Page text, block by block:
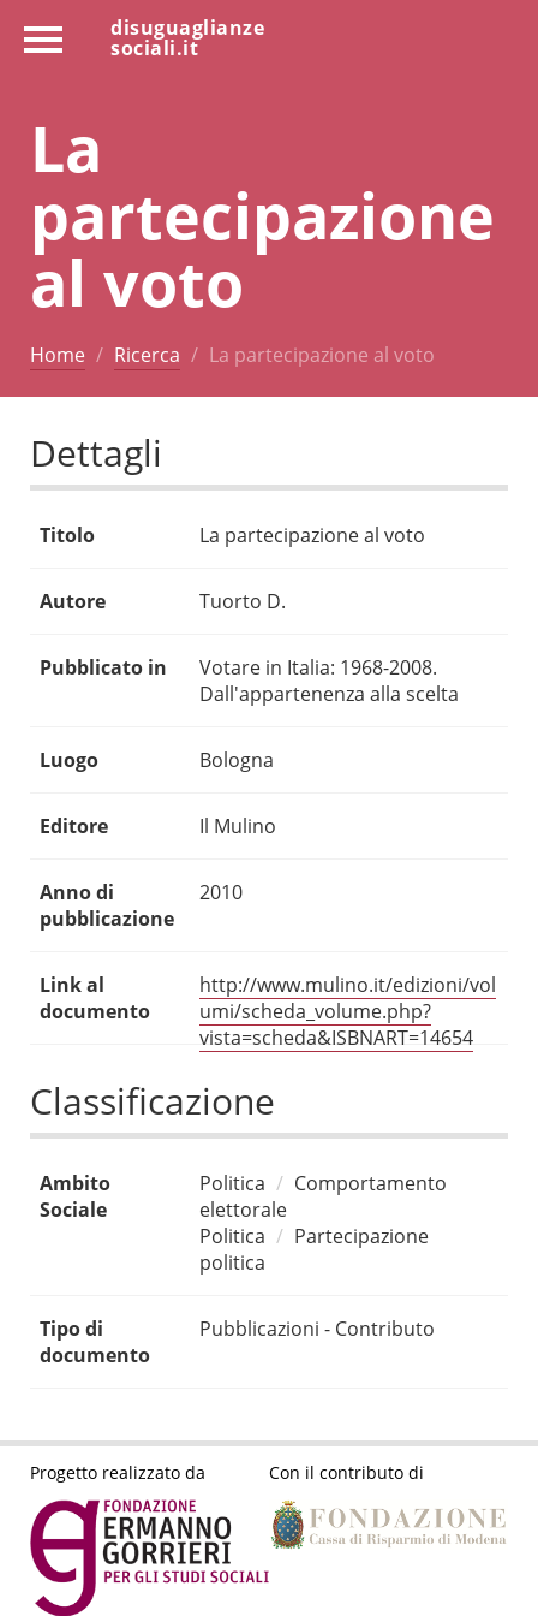
disuguaglianze
sociali.it
La
partecipazione
al voto
Home Ricerca La partecipazione al voto
Dettagli
Titolo La partecipazione al voto
Autore Tuorto D.
Pubblicato in
Votare in Italia: 1968-2008.
Dall'appartenenza alla scelta
Luogo Bologna
Editore Il Mulino
Anno di
pubblicazione
2010
Link al
documento
http://www.mulino.it/edizioni/vol
umi/scheda_volume.php?
vista=scheda&ISBNART=14654
Classificazione
Ambito
Sociale
Politica
Comportamento
elettorale
Politica
Partecipazione
politica
Tipo di
documento
Pubblicazioni - Contributo
Progetto realizzato da Con il contributo di